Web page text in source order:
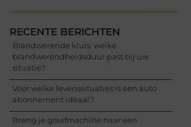
RECENTE BERICHTEN
Brandwerende kluis: welke
brandwerendheidsduur past bij uw
situatie?
Voor welke levenssituaties is een auto
abonnement ideaal?
Breng je graafmachine naar een